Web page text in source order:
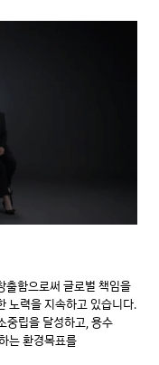
출함으로써 글로벌 책임을
노력을 지속하고 있습니다.
중립을 달성하고, 용수
는 환경목표를